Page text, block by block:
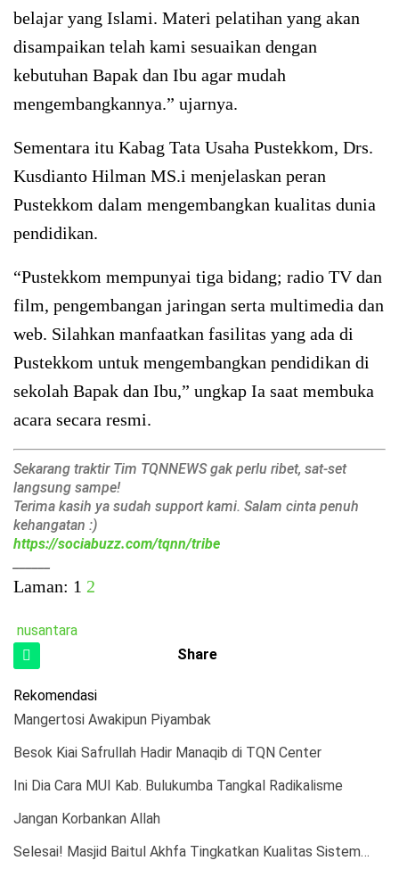
belajar yang Islami. Materi pelatihan yang akan
disampaikan telah kami sesuaikan dengan
kebutuhan Bapak dan Ibu agar mudah
mengembangkannya.” ujarnya.
Sementara itu Kabag Tata Usaha Pustekkom, Drs.
Kusdianto Hilman MS.i menjelaskan peran
Pustekkom dalam mengembangkan kualitas dunia
pendidikan.
“Pustekkom mempunyai tiga bidang; radio TV dan
film, pengembangan jaringan serta multimedia dan
web. Silahkan manfaatkan fasilitas yang ada di
Pustekkom untuk mengembangkan pendidikan di
sekolah Bapak dan Ibu,” ungkap Ia saat membuka
acara secara resmi.
Sekarang traktir Tim TQNNEWS gak perlu ribet, sat-set
langsung sampe!
Terima kasih ya sudah support kami. Salam cinta penuh
kehangatan :)
https://sociabuzz.com/tqnn/tribe
Laman: 1 2
nusantara
Share
Rekomendasi
Mangertosi Awakipun Piyambak
Besok Kiai Safrullah Hadir Manaqib di TQN Center
Ini Dia Cara MUI Kab. Bulukumba Tangkal Radikalisme
Jangan Korbankan Allah
Selesai! Masjid Baitul Akhfa Tingkatkan Kualitas Sistem…